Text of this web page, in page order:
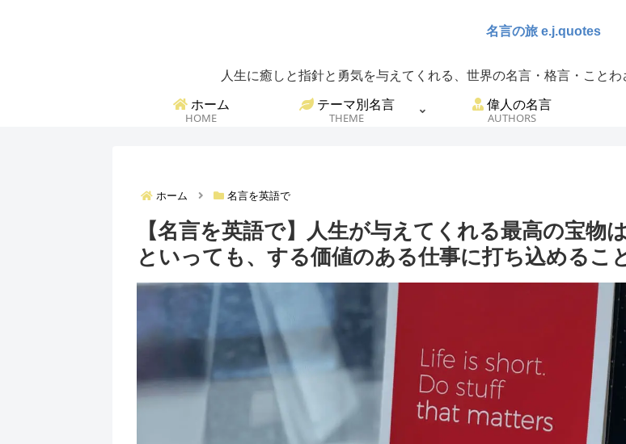
人生に癒しと指針と勇気を与えてくれる、世界の名言・格言・こと
ホーム
HOME
テーマ別名言
THEME
偉人の名言
AUTHORS
ホーム 名言を英語で
【名言を英語で】人生が与えてくれる最高の宝物
といっても、する価値のある仕事に打ち込めること